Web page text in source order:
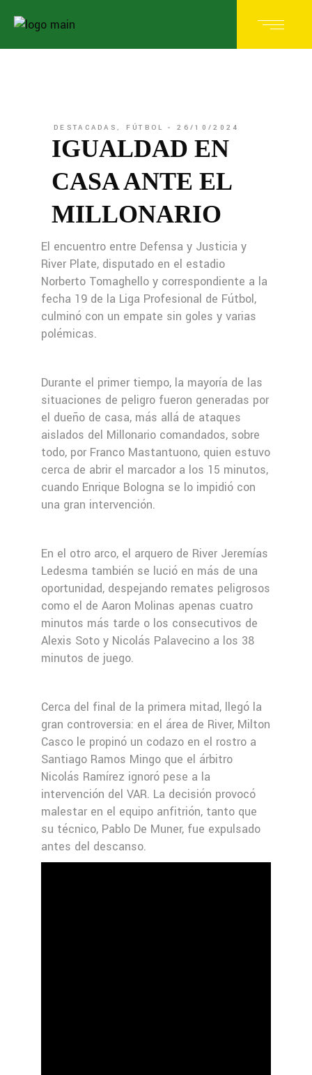
DESTACADAS, FÚTBOL 26/10/2024
IGUALDAD EN
CASA ANTE EL
MILLONARIO
El encuentro entre Defensa y Justicia y
River Plate, disputado en el estadio
Norberto Tomaghello y correspondiente a la
fecha 19 de la Liga Profesional de Fútbol,
culminó con un empate sin goles y varias
polémicas.
Durante el primer tiempo, la mayoría de las
situaciones de peligro fueron generadas por
el dueño de casa, más allá de ataques
aislados del Millonario comandados, sobre
todo, por Franco Mastantuono, quien estuvo
cerca de abrir el marcador a los 15 minutos,
cuando Enrique Bologna se lo impidió con
una gran intervención.
En el otro arco, el arquero de River Jeremías
Ledesma también se lució en más de una
oportunidad, despejando remates peligrosos
como el de Aaron Molinas apenas cuatro
minutos más tarde o los consecutivos de
Alexis Soto y Nicolás Palavecino a los 38
minutos de juego.
Cerca del final de la primera mitad, llegó la
gran controversia: en el área de River, Milton
Casco le propinó un codazo en el rostro a
Santiago Ramos Mingo que el árbitro
Nicolás Ramírez ignoró pese a la
intervención del VAR. La decisión provocó
malestar en el equipo anfitrión, tanto que
su técnico, Pablo De Muner, fue expulsado
antes del descanso.